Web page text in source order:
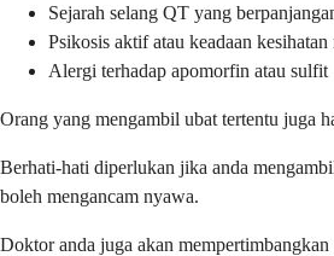
Sejarah selang QT yang
Psikosis aktif atau keadaan
Alergi terhadap apomorfin atau sulfit
Orang yang mengambil ubat tertentu juga
Berhati-hati diperlukan jika anda
boleh mengancam nyawa.
Doktor anda juga akan